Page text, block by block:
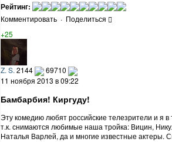
Рейтинг:
Комментировать · Поделиться
+25
Z. S. 2144
69710
11 ноября 2013 в 09:22
Бамбарбия! Киргуду!
Эту комедию любят российские телезрители и я
т.к. снимаются любимые наша тройка: Вицин,
Наталья Варлей, да и многие известные актеры.